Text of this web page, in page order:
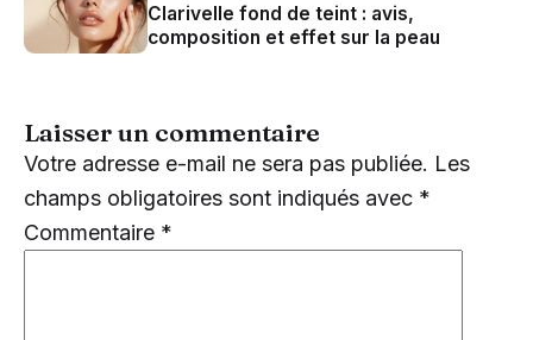
Clarivelle fond de teint : avis,
composition et effet sur la peau
Laisser un commentaire
Votre adresse e-mail ne sera pas publiée. Les
champs obligatoires sont indiqués avec *
Commentaire *